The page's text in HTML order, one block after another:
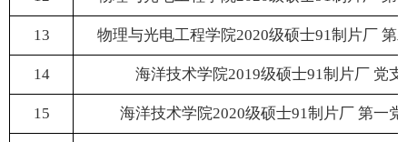
13 物理与光电工程学院2020级硕士91制片厂 第
14 海洋技术学院2019级硕士91制片厂 党
15 海洋技术学院2020级硕士91制片厂 第一